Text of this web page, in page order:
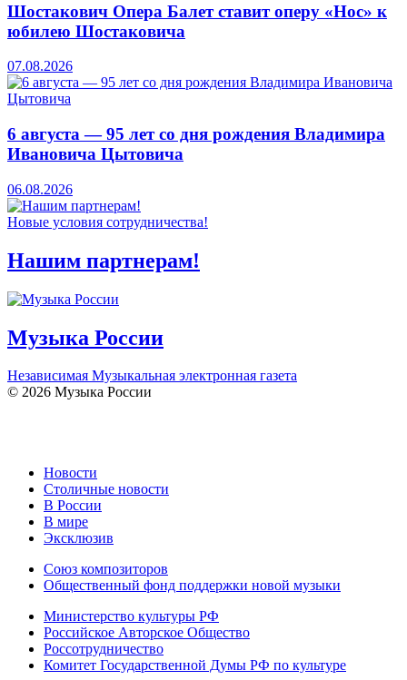
Шостакович Опера Балет ставит оперу «Нос» к
юбилею Шостаковича
07.08.2026
6 августа — 95 лет со дня рождения Владимира
Ивановича Цытовича
06.08.2026
Новые условия сотрудничества!
Нашим партнерам!
Музыка России
Независимая Музыкальная электронная газета
© 2026 Музыка России
Новости
Столичные новости
В России
В мире
Эксклюзив
Союз композиторов
Общественный фонд поддержки новой музыки
Министерство культуры РФ
Российское Авторское Общество
Россотрудничество
Комитет Государственной Думы РФ по культуре